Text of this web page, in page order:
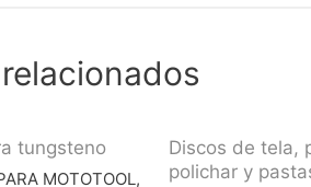
tungsteno
MOTOTOOL,
Discos de tela,
polichar y